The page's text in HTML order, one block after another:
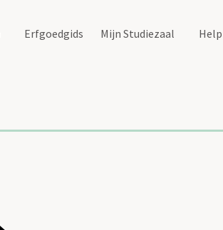
Erfgoedgids Mijn Studiezaal Help